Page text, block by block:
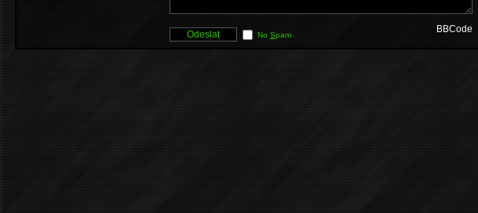
No Spam
BBCode